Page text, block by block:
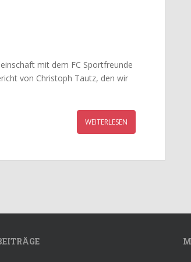
mit dem FC Sportfreunde
von Christoph Tautz, den wir
WEITERLESEN